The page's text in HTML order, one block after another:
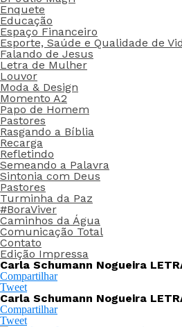
Enquete
Educação
Espaço Financeiro
Esporte, Saúde e Qualidade de
Falando de Jesus
Letra de Mulher
Louvor
Moda & Design
Momento A2
Papo de Homem
Pastores
Rasgando a Bíblia
Recarga
Refletindo
Semeando a Palavra
Sintonia com Deus
Pastores
Turminha da Paz
#BoraViver
Caminhos da Água
Comunicação Total
Contato
Edição Impressa
Carla Schumann Nogueira
Compartilhar
Tweet
Carla Schumann Nogueira
Compartilhar
Tweet